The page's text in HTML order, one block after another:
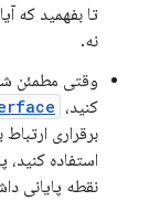
تا بفهمید که
نه.
وقتی مطمئن
کنید،
برقراری ارتباط
استفاده کنید،
نقطه پایانی